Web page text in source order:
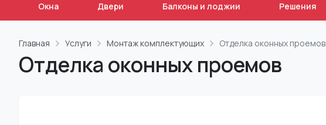
Окна Двери Балконы и лоджии Решения
Главная Услуги Монтаж комплектующих Отделка оконных проемов
Отделка оконных проемов